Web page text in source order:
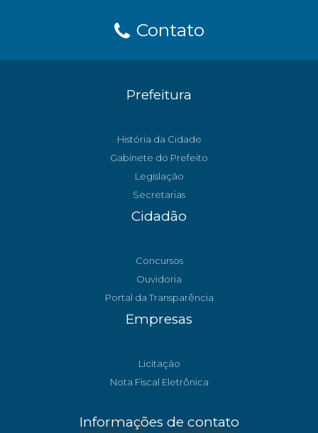
Contato
Prefeitura
História da Cidade
Gabinete do Prefeito
Legislação
Secretarias
Cidadão
Concursos
Ouvidoria
Portal da Transparência
Empresas
Licitação
Nota Fiscal Eletrônica
Informações de contato